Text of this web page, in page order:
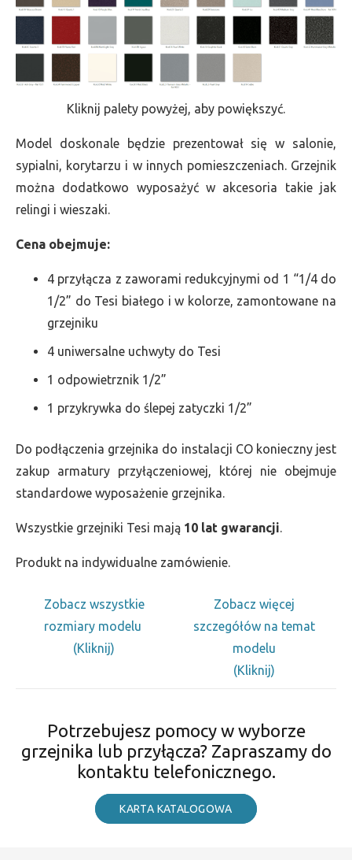
Kliknij palety powyżej, aby powiększyć.
Model doskonale będzie prezentował się w salonie,
sypialni, korytarzu i w innych pomieszczeniach. Grzejnik
można dodatkowo wyposażyć w akcesoria takie jak
relingi i wieszaki.
Cena obejmuje:
4 przyłącza z zaworami redukcyjnymi od 1 “1/4 do
1/2” do Tesi białego i w kolorze, zamontowane na
grzejniku
4 uniwersalne uchwyty do Tesi
1 odpowietrznik 1/2”
1 przykrywka do ślepej zatyczki 1/2”
Do podłączenia grzejnika do instalacji CO konieczny jest
zakup armatury przyłączeniowej, której nie obejmuje
standardowe wyposażenie grzejnika.
Wszystkie grzejniki Tesi mają 10 lat gwarancji.
Produkt na indywidualne zamówienie.
Zobacz wszystkie
rozmiary modelu
(Kliknij)
Zobacz więcej
szczegółów na temat
modelu
(Kliknij)
Potrzebujesz pomocy w wyborze
grzejnika lub przyłącza? Zapraszamy do
kontaktu telefonicznego.
KARTA KATALOGOWA